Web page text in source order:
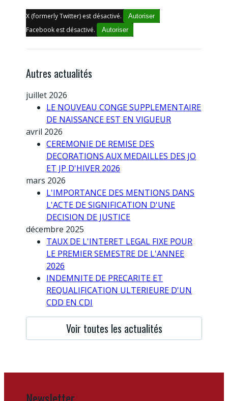
X (formerly Twitter) est désactivé. Autoriser
Facebook est désactivé. Autoriser
Autres actualités
juillet 2026
LE NOUVEAU CONGE SUPPLEMENTAIRE
DE NAISSANCE EST EN VIGUEUR
avril 2026
CEREMONIE DE REMISE DES
DECORATIONS AUX MEDAILLES DES JO
ET JP D'HIVER 2026
mars 2026
L'IMPORTANCE DES MENTIONS DANS
L'ACTE DE SIGNIFICATION D'UNE
DECISION DE JUSTICE
décembre 2025
TAUX DE L'INTERET LEGAL FIXE POUR
LE PREMIER SEMESTRE DE L'ANNEE
2026
INDEMNITE DE PRECARITE ET
REQUALIFICATION ULTERIEURE D'UN
CDD EN CDI
Voir toutes les actualités